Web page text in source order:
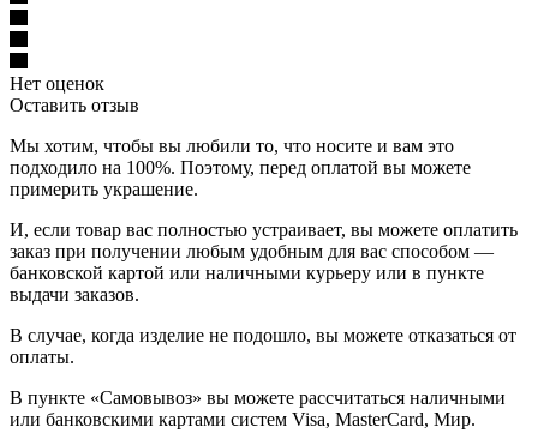
Нет оценок
Оставить отзыв
Мы хотим, чтобы вы любили то, что носите и вам это
подходило на 100%. Поэтому, перед оплатой вы можете
примерить украшение.
И, если товар вас полностью устраивает, вы можете оплатить
заказ при получении любым удобным для вас способом —
банковской картой или наличными курьеру или в пункте
выдачи заказов.
В случае, когда изделие не подошло, вы можете отказаться от
оплаты.
В пункте «Самовывоз» вы можете рассчитаться наличными
или банковскими картами систем Visa, MasterCard, Мир.